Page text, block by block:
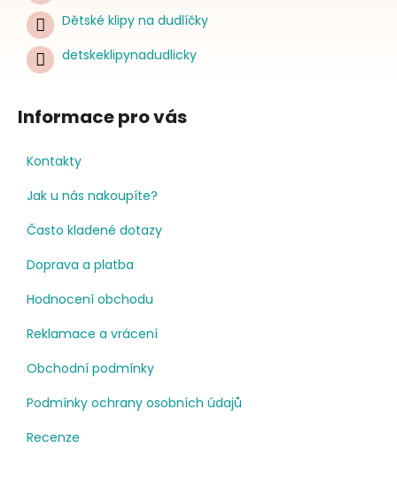
Dětské klipy na dudlíčky
detskeklipynadudlicky
Informace pro vás
Kontakty
Jak u nás nakoupíte?
Často kladené dotazy
Doprava a platba
Hodnocení obchodu
Reklamace a vrácení
Obchodní podmínky
Podmínky ochrany osobních údajů
Recenze